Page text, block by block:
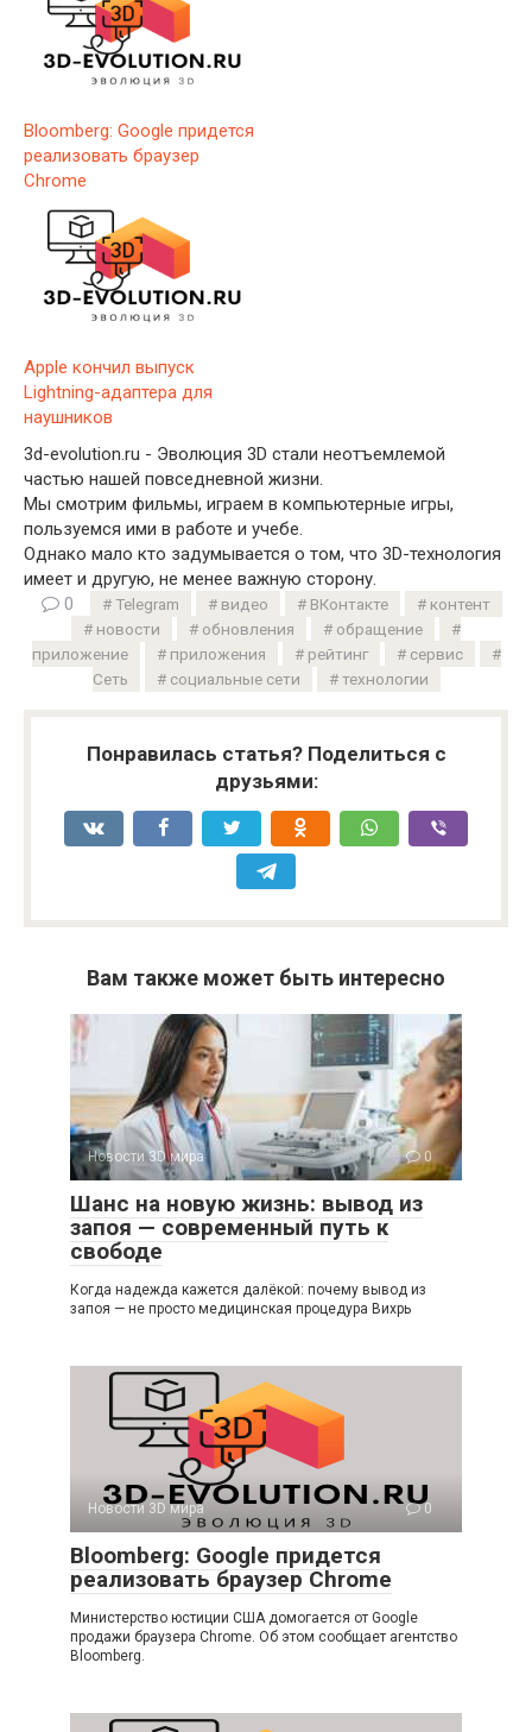
Bloomberg: Google придется
реализовать браузер
Chrome
Apple кончил выпуск
Lightning-адаптера для
наушников
3d-evolution.ru - Эволюция 3D стали неотъемлемой
частью нашей повседневной жизни.
Мы смотрим фильмы, играем в компьютерные игры,
пользуемся ими в работе и учебе.
Однако мало кто задумывается о том, что 3D-технология
имеет и другую, не менее важную сторону.
0
Telegram видео ВКонтакте
контент
новости
обновления
обращение
приложение
приложения рейтинг
сервис
Сеть
социальные сети технологии
Понравилась статья? Поделиться с
друзьями:
Вам также может быть интересно
Новости 3D мира 0
Шанс на новую жизнь: вывод из
запоя — современный путь к
свободе
Когда надежда кажется далёкой: почему вывод из
запоя — не просто медицинская процедура Вихрь
Новости 3D мира 0
Bloomberg: Google придется
реализовать браузер Chrome
Министерство юстиции США домогается от Google
продажи браузера Chrome. Об этом сообщает агентство
Bloomberg.